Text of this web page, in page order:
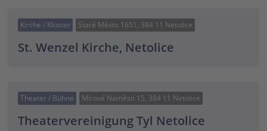
Kirche / Kloster Staré Město 1651, 384 11 Netolice
St. Wenzel Kirche, Netolice
Theater / Bühne Mírové Náměstí 15, 384 11 Netolice
Theatervereinigung Tyl Netolice